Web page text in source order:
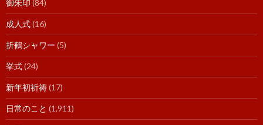
御朱印 (84)
成人式(16)
折鶴シャワー (5)
挙式(24)
新年初祈祷(17)
日常のこと (1,911)